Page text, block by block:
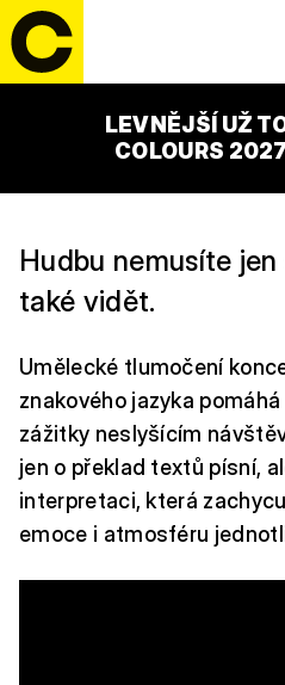
LEVNĚJŠÍ UŽ
COLOURS
HANDS
Hudbu nemusíte
také vidět.
Umělecké tlumočení
znakového jazyka
zážitky neslyšícím
jen o překlad textů písní,
interpretaci, která
emoce i atmosféru